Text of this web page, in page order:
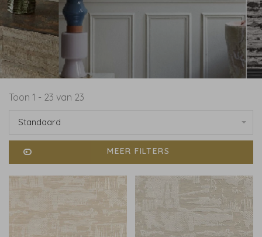
Toon 1 - 23 van 23
Standaard
MEER FILTERS